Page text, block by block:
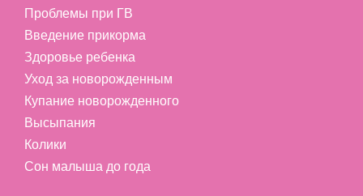
Проблемы при ГВ
Введение прикорма
Здоровье ребенка
Уход за новорожденным
Купание новорожденного
Высыпания
Колики
Сон малыша до года